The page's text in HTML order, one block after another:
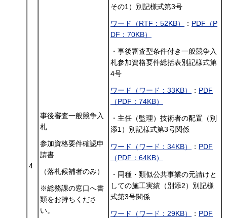
4
事後審査一般競争入
札
参加資格要件確認申
請書
（落札候補者のみ）
※総務課の窓口へ書
類をお持ちくださ
い。
その1）別記様式第3号
ワード（RTF：52KB） ： PDF（P
DF：70KB）
・事後審査型条件付き一般競争入
札参加資格要件総括表別記様式第
4号
ワード（ワード：33KB） ： PDF
（PDF：74KB）
・主任（監理）技術者の配置（別
添1）別記様式第3号関係
ワード（ワード：34KB） ： PDF
（PDF：64KB）
・同種・類似公共事業の元請けと
しての施工実績（別添2）別記様
式第3号関係
ワード（ワード：29KB） ： PDF